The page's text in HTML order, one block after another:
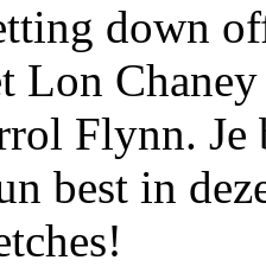
down
Lon
Flynn.
best in